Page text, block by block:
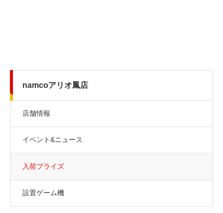
namcoアリオ鳳店
店舗情報
イベント&ニュース
入荷プライズ
設置ゲーム機